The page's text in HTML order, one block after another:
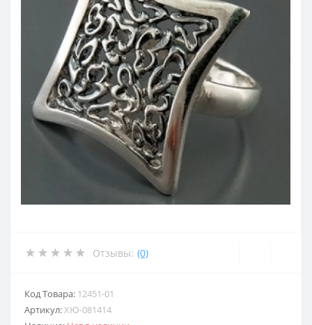
Отзывы: (0)
Код Товара: 12451-01
Артикул:ХЮ-081414